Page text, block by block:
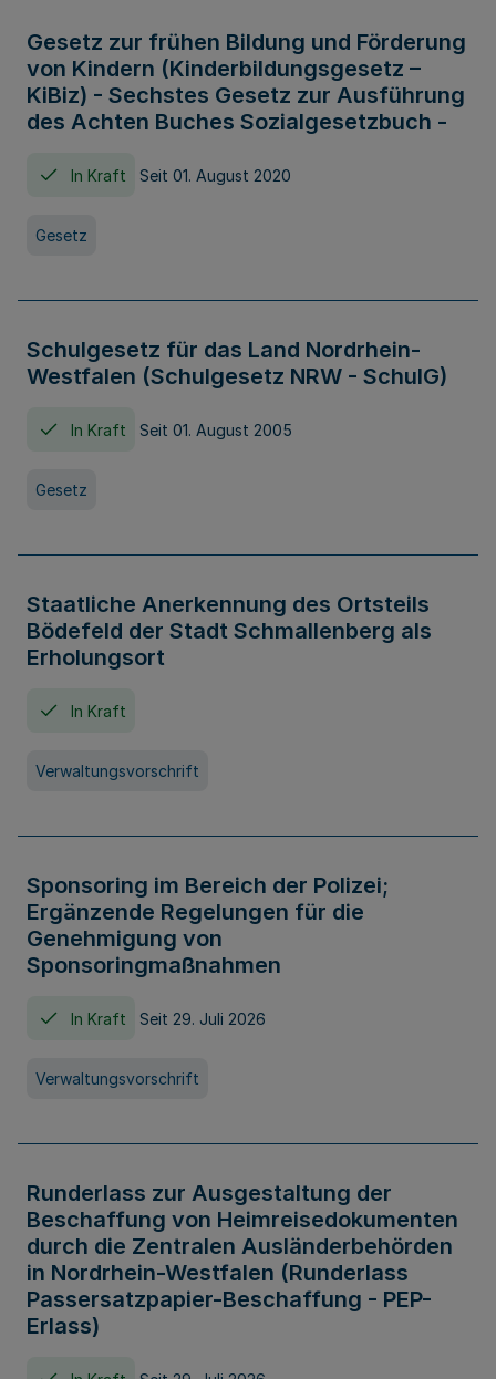
Gesetz zur frühen Bildung und Förderung
von Kindern (Kinderbildungsgesetz –
KiBiz) - Sechstes Gesetz zur Ausführung
des Achten Buches Sozialgesetzbuch -
In Kraft Seit 01. August 2020
Gesetz
Schulgesetz für das Land Nordrhein-
Westfalen (Schulgesetz NRW - SchulG)
In Kraft Seit 01. August 2005
Gesetz
Staatliche Anerkennung des Ortsteils
Bödefeld der Stadt Schmallenberg als
Erholungsort
In Kraft
Verwaltungsvorschrift
Sponsoring im Bereich der Polizei;
Ergänzende Regelungen für die
Genehmigung von
Sponsoringmaßnahmen
In Kraft Seit 29. Juli 2026
Verwaltungsvorschrift
Runderlass zur Ausgestaltung der
Beschaffung von Heimreisedokumenten
durch die Zentralen Ausländerbehörden
in Nordrhein-Westfalen (Runderlass
Passersatzpapier-Beschaffung - PEP-
Erlass)